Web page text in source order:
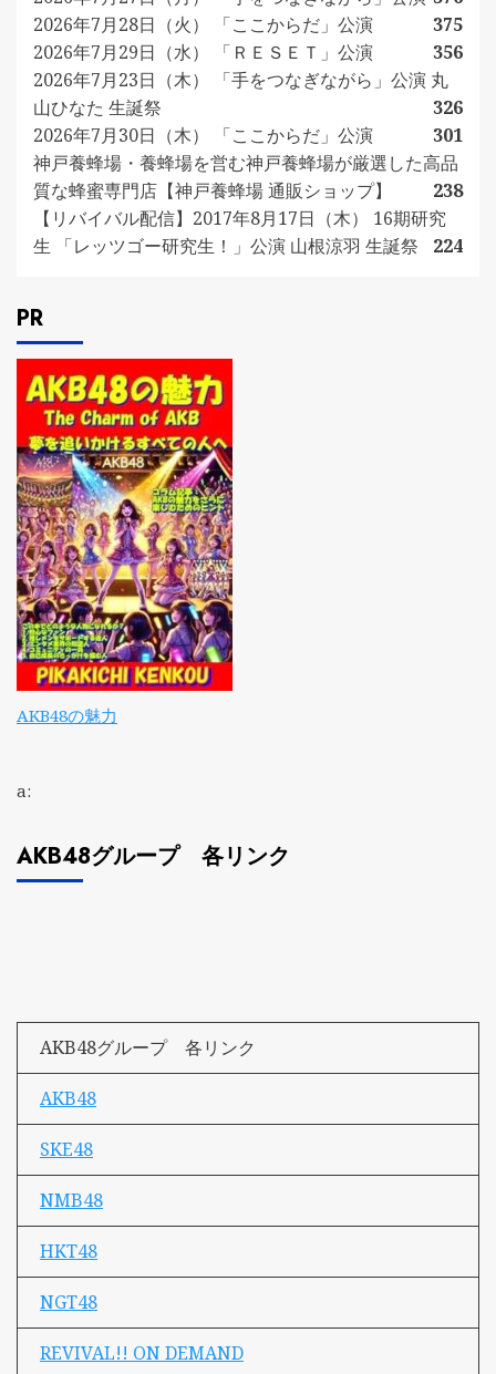
2026年7月28日（火） 「ここからだ」公演
375
2026年7月29日（水） 「ＲＥＳＥＴ」公演
356
2026年7月23日（木） 「手をつなぎながら」公演 丸
山ひなた 生誕祭
326
2026年7月30日（木） 「ここからだ」公演
301
神戸養蜂場・養蜂場を営む神戸養蜂場が厳選した高品
質な蜂蜜専門店【神戸養蜂場 通販ショップ】
238
【リバイバル配信】2017年8月17日（木） 16期研究
生 「レッツゴー研究生！」公演 山根涼羽 生誕祭
224
PR
AKB48の魅力
a:
AKB48グループ 各リンク
AKB48グループ 各リンク
AKB48
SKE48
NMB48
HKT48
NGT48
REVIVAL!! ON DEMAND